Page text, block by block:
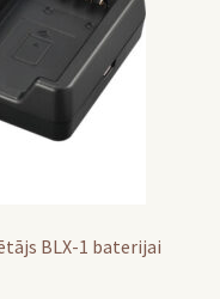
BLX-1 baterijai